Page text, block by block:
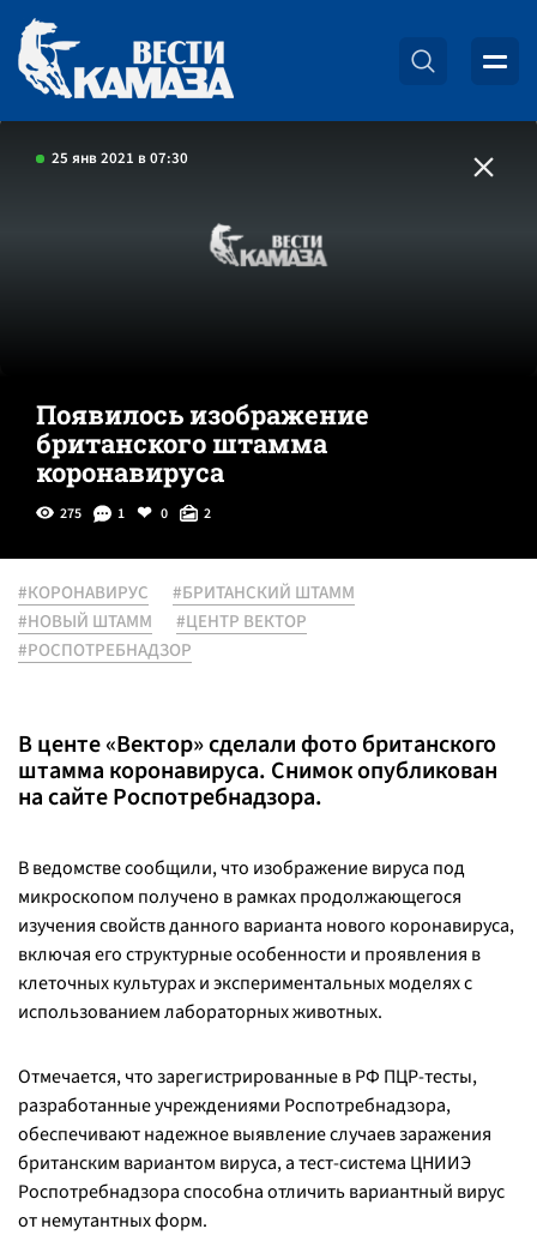
25 янв 2021 в 07:30
Появилось изображение
британского штамма
коронавируса
275 1 0 2
#КОРОНАВИРУС
#БРИТАНСКИЙ ШТАММ
#НОВЫЙ ШТАММ
#ЦЕНТР ВЕКТОР
#РОСПОТРЕБНАДЗОР
В центе «Вектор» сделали фото британского
штамма коронавируса. Снимок опубликован
на сайте Роспотребнадзора.
В ведомстве сообщили, что изображение вируса под
микроскопом получено в рамках продолжающегося
изучения свойств данного варианта нового коронавируса,
включая его структурные особенности и проявления в
клеточных культурах и экспериментальных моделях с
использованием лабораторных животных.
Отмечается, что зарегистрированные в РФ ПЦР-тесты,
разработанные учреждениями Роспотребнадзора,
обеспечивают надежное выявление случаев заражения
британским вариантом вируса, а тест-система ЦНИИЭ
Роспотребнадзора способна отличить вариантный вирус
от немутантных форм.